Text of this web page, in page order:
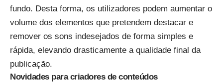
fundo. Desta forma, os utilizadores podem aumentar o
volume dos elementos que pretendem destacar e
remover os sons indesejados de forma simples e
rápida, elevando drasticamente a qualidade final da
publicação.
Novidades para criadores de conteúdos